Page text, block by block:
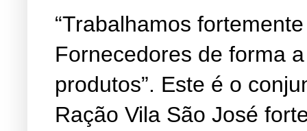
“Trabalhamos
Fornecedores de forma
produtos”. Este é o
Ração Vila São José